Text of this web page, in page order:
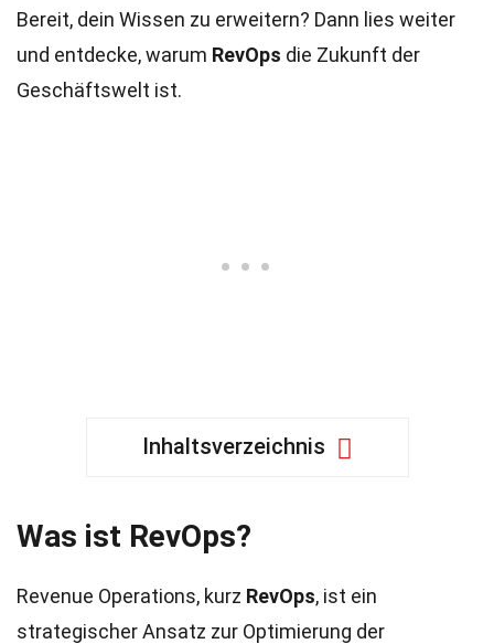
Bereit, dein Wissen zu erweitern? Dann lies weiter
und entdecke, warum RevOps die Zukunft der
Geschäftswelt ist.
Inhaltsverzeichnis
Was ist RevOps?
Revenue Operations, kurz RevOps, ist ein
strategischer Ansatz zur Optimierung der